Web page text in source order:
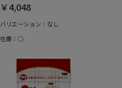
￥4,048
バリエーション：なし
在庫：○